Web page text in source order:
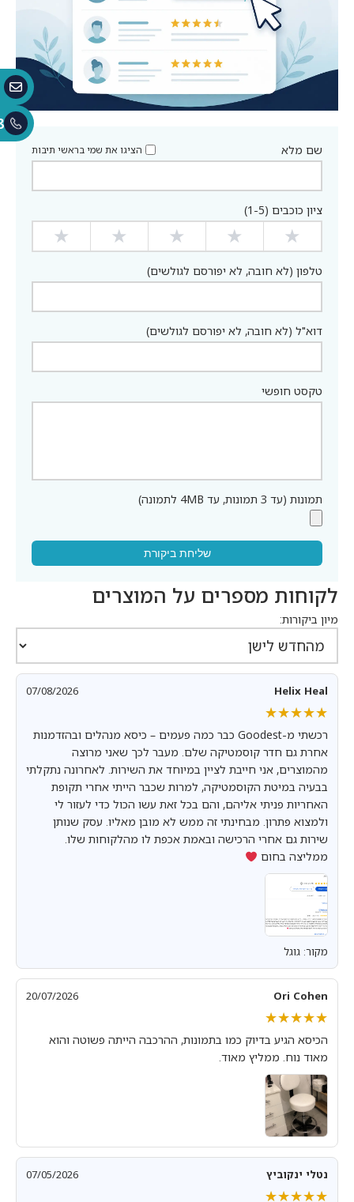
שם מלא הציגו את שמי בראשי תיבות
ציון כוכבים (1-5)
★
★
★
★
★
טלפון (לא חובה, לא יפורסם לגולשים)
דוא"ל (לא חובה, לא יפורסם לגולשים)
טקסט חופשי
תמונות (עד 3 תמונות, עד 4MB לתמונה)
שליחת ביקורת
לקוחות מספרים על המוצרים
מיון ביקורות:
Helix Heal
07/08/2026
★★★★★
★★★★★
רכשתי מ-Goodest כבר כמה פעמים – כיסא מנהלים ובהזדמנות
אחרת גם חדר קוסמטיקה שלם. מעבר לכך שאני מרוצה
מהמוצרים, אני חייבת לציין במיוחד את השירות. לאחרונה נתקלתי
בבעיה במיטת הקוסמטיקה, למרות שכבר הייתי אחרי תקופת
האחריות פניתי אליהם, והם בכל זאת עשו הכול כדי לעזור לי
ולמצוא פתרון. מבחינתי זה ממש לא מובן מאליו. עסק שנותן
שירות גם אחרי הרכישה ובאמת אכפת לו מהלקוחות שלו.
ממליצה בחום
מקור: גוגל
Ori Cohen
20/07/2026
★★★★★
★★★★★
הכיסא הגיע בדיוק כמו בתמונות, ההרכבה הייתה פשוטה והוא
מאוד נוח. ממליץ מאוד.
נטלי ינקוביץ 07/05/2026
★★★★★
★★★★★